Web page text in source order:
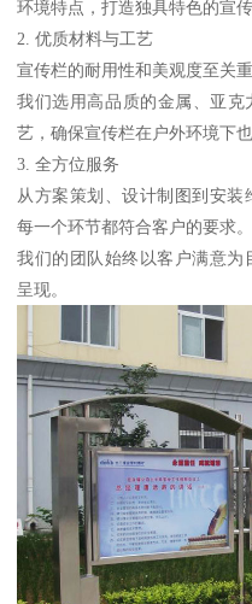
环境特点，打造独具特色的宣传
2. 优质材料与工艺
宣传栏的耐用性和美观度至关重
我们选用高品质的金属、亚克
艺，确保宣传栏在户外环境下
3. 全方位服务
从方案策划、设计制图到安
每一个环节都符合客户的要求。
我们的团队始终以客户满意为
呈现。